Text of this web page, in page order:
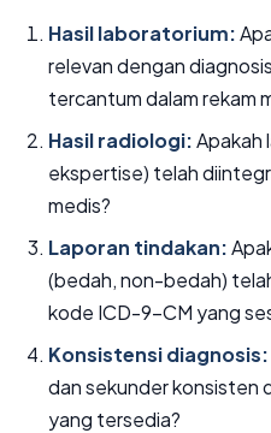
Hasil laboratorium:
relevan dengan
tercantum dalam rekam
Hasil radiologi:Apakah
ekspertise) telah
medis?
Laporan tindakan:
(bedah, non-bedah)
kode ICD-9-CM yang
Konsistensi diagnosis:
dan sekunder konsisten
yang tersedia?